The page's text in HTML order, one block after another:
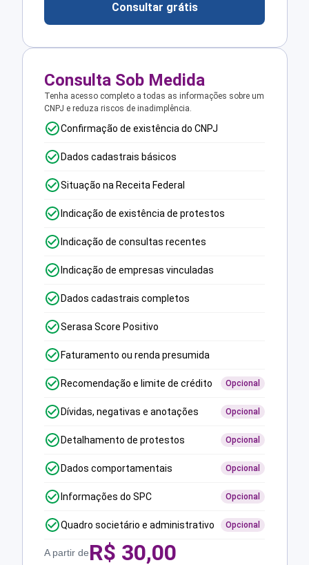
Consultar grátis
Consulta Sob Medida
Tenha acesso completo a todas as informações sobre um
CNPJ e reduza riscos de inadimplência.
Confirmação de existência do CNPJ
Dados cadastrais básicos
Situação na Receita Federal
Indicação de existência de protestos
Indicação de consultas recentes
Indicação de empresas vinculadas
Dados cadastrais completos
Serasa Score Positivo
Faturamento ou renda presumida
Recomendação e limite de crédito Opcional
Dívidas, negativas e anotações Opcional
Detalhamento de protestos Opcional
Dados comportamentais Opcional
Informações do SPC Opcional
Quadro societário e administrativo Opcional
A partir deR$ 30,00